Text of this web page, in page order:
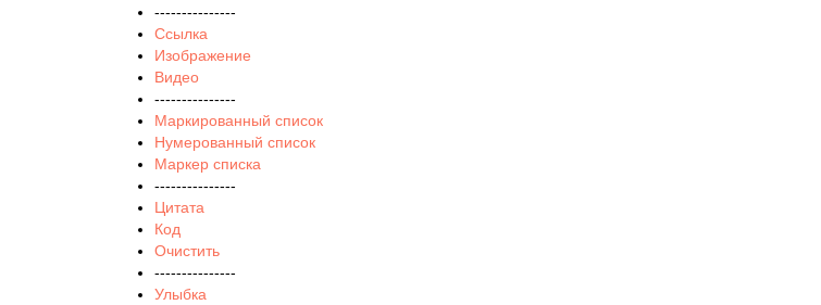
---------------
Ссылка
Изображение
Видео
---------------
Маркированный список
Нумерованный список
Маркер списка
---------------
Цитата
Код
Очистить
---------------
Улыбка